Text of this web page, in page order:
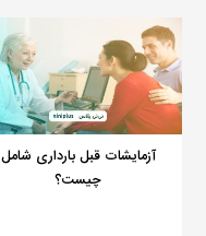
آزمایشات قبل بارداری شامل
چیست؟